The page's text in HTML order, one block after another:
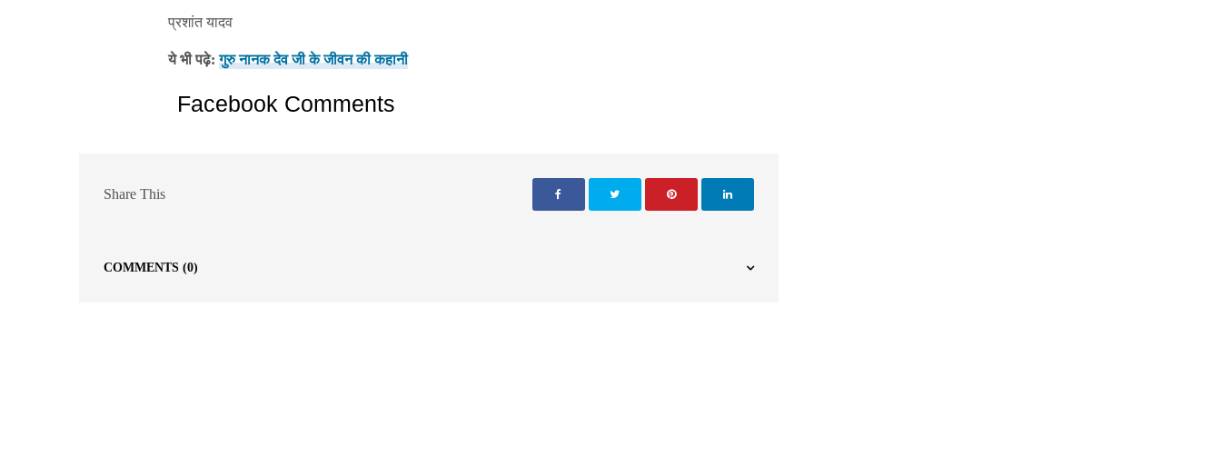
प्रशांत यादव
ये भी पढ़े:गुरु नानक देव जी के जीवन की कहानी
Facebook Comments
Share This
COMMENTS (0)